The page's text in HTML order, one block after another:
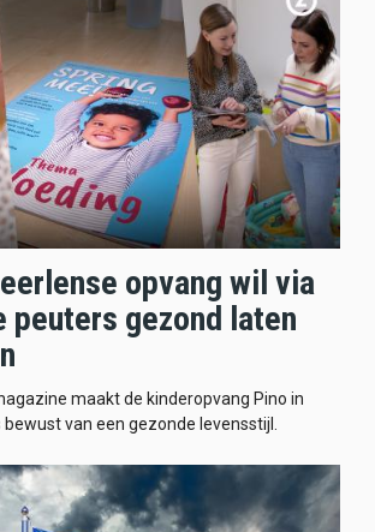
opvang wil via
peuters gezond laten
maakt de kinderopvang Pino in
van een gezonde levensstijl.